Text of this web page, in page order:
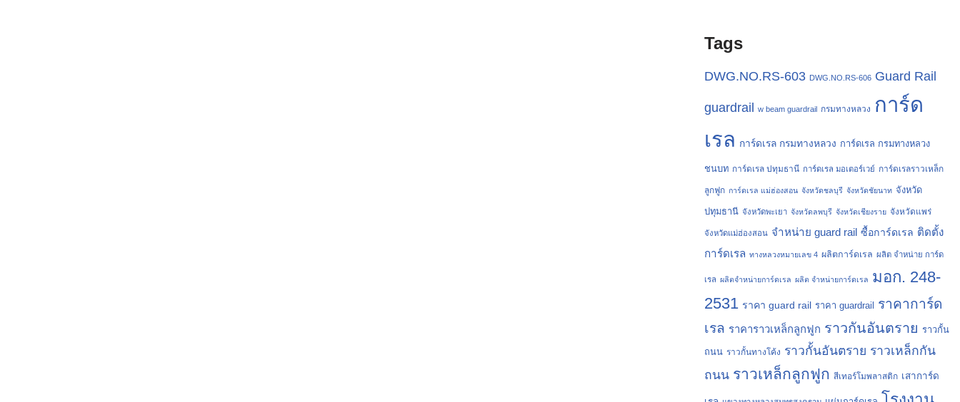
Tags
DWG.NO.RS-603 DWG.NO.RS-606 Guard Rail
guardrail w beam guardrail กรมทางหลวง การ์ด
เรล การ์ดเรล กรมทางหลวง การ์ดเรล กรมทางหลวง
ชนบท การ์ดเรล ปทุมธานี การ์ดเรล มอเตอร์เวย์ การ์ดเรลราวเหล็ก
ลูกฟูก การ์ดเรล แม่ฮ่องสอน จังหวัดชลบุรี จังหวัดชัยนาท จังหวัด
ปทุมธานี จังหวัดพะเยา จังหวัดลพบุรี จังหวัดเชียงราย จังหวัดแพร่
จังหวัดแม่ฮ่องสอน จำหน่าย guard rail ซื้อการ์ดเรล ติดตั้ง
การ์ดเรล ทางหลวงหมายเลข 4 ผลิตการ์ดเรล ผลิต จำหน่าย การ์ด
เรล ผลิตจำหน่ายการ์ดเรล ผลิต จำหน่ายการ์ดเรล มอก. 248-
2531 ราคา guard rail ราคา guardrail
ราคาการ์ด
เรล ราคาราวเหล็กลูกฟูก ราวกันอันตราย ราวกั้น
ถนน ราวกั้นทางโค้ง ราวกั้นอันตราย ราวเหล็กกัน
ถนน ราวเหล็กลูกฟูก สีเทอร์โมพลาสติก เสาการ์ด